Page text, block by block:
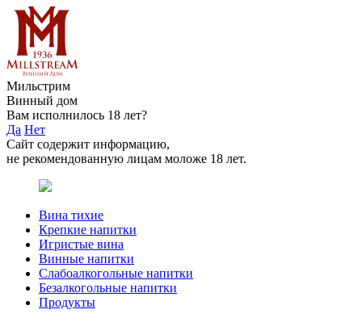
Мильстрим
Винный дом
Вам исполнилось 18 лет?
Да Нет
Сайт содержит информацию,
не рекомендованную лицам моложе 18 лет.
Вина тихие
Крепкие напитки
Игристые вина
Винные напитки
Слабоалкогольные напитки
Безалкогольные напитки
Продукты